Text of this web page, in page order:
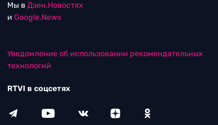
Мы в Дзен.Новостях
и Google.News
Уведомление об использовании рекомендательных
технологий
RTVI в соцсетях